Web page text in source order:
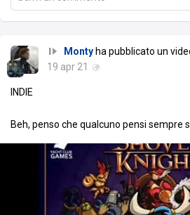
Montyha pubblicato un
19 apr 21
INDIE
Beh, penso che qualcuno pensi sempre